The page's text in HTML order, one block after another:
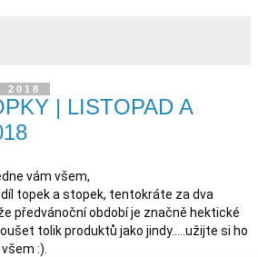
2018
| LISTOPAD A
vám všem,
topek a stopek, tentokráte za dva
předvánoční období je značně hektické
tolik produktů jako jindy.....užijte si ho
:).